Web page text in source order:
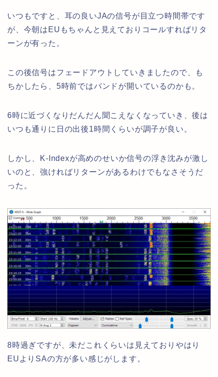
いつもですと、耳の良いJAの信号が目立つ時間帯です
が、今朝はEUもちゃんと見えておりコールすればリタ
ーンが有った。
この後信号はフェードアウトしていきましたので、も
ちかしたら、5時前ではバンドが開いているのかも。
6時に近づくなりだんだん聞こえなくなっていき、後は
いつも通りに日の出後1時間くらいが調子が良い。
しかし、K-Indexが高めのせいか信号の浮き沈みが激し
いのと、強ければリターンがあるわけでもなさそうだ
った。
8時過ぎですが、未だこれくらいは見えておりやはり
EUよりSAの方が多い感じがします。